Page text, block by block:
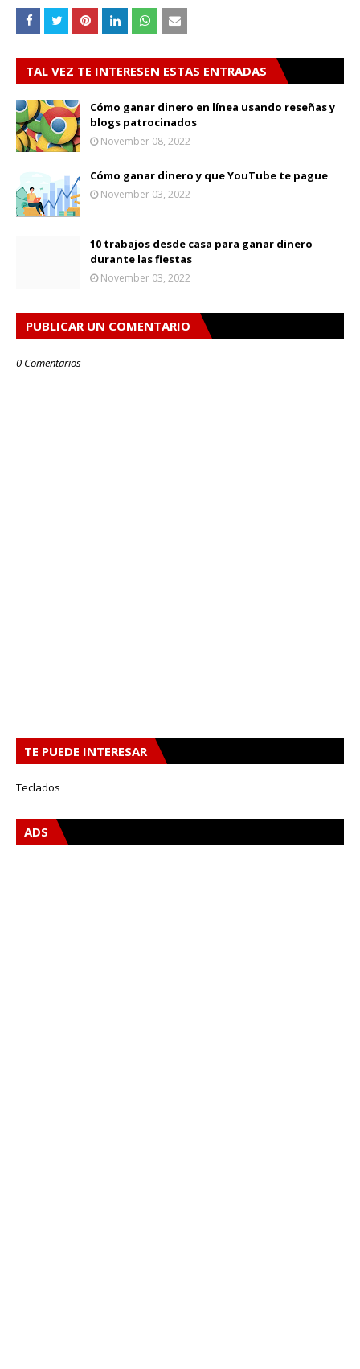
TAL VEZ TE INTERESEN ESTAS ENTRADAS
Cómo ganar dinero en línea usando reseñas y
blogs patrocinados
November 08, 2022
Cómo ganar dinero y que YouTube te pague
November 03, 2022
10 trabajos desde casa para ganar dinero
durante las fiestas
November 03, 2022
PUBLICAR UN COMENTARIO
0 Comentarios
TE PUEDE INTERESAR
Teclados
ADS